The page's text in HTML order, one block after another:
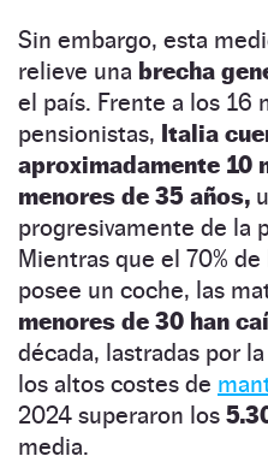
Sin embargo, esta
relieve una brecha
el país. Frente a los 16
pensionistas, Italia
aproximadamente 10
menores de 35 años,
progresivamente de la
Mientras que el 70%
posee un coche, las
menores de 30 han
década, lastradas por
los altos costes de
2024 superaron los
media.